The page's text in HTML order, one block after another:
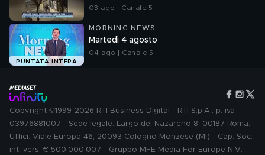
03 ago | Canale 5
PUNTATA INTERA
MORNING NEWS
Martedì 4 agosto
04 ago | Canale 5
Copyright ©1999-2026 RTI Business Digital - RTI S.p.A.: p. iva
03976881007 - Sede legale: Largo del Nazareno 8, 00187 Roma.
Uffici: Viale Europa 46, 20093 Cologno Monzese (MI) - Cap. Soc.
int. vers. € 500.000.007 - Gruppo MFE Media For Europe N.V. -